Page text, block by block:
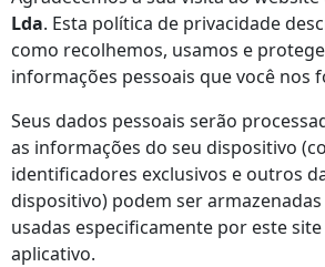
Lda. Esta política de privacidade
como recolhemos, usamos e
informações pessoais que você nos
Seus dados pessoais serão
as informações do seu dispositivo
identificadores exclusivos e outros
dispositivo) podem ser armazenadas
usadas especificamente por este
aplicativo.
TransporteGratuitona área da
(Consulte Condições
Moradas
Loja Massamá:
Rua Indústrias 46-48 Massamá